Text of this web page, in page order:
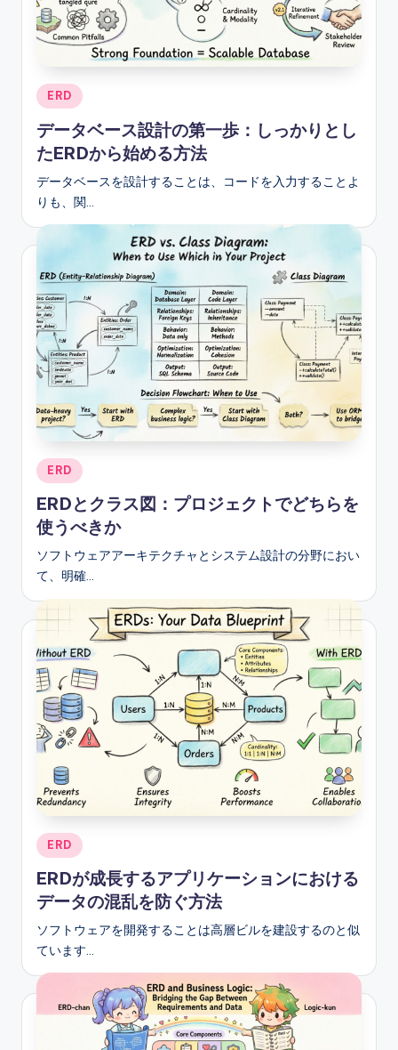
e
e
-
A
I,
S
o
t
w
a
r
e
&
D
g
it
a
l
n
si
g
h
s
Posted
in
ERD
データベース設計の第一歩：しっかりとし
たERDから始める方法
データベースを設計することは、コードを入力することよ
りも、関…
Posted
in
ERD
ERDとクラス図：プロジェクトでどちらを
使うべきか
ソフトウェアアーキテクチャとシステム設計の分野におい
て、明確…
Posted
in
ERD
ERDが成長するアプリケーションにおける
データの混乱を防ぐ方法
ソフトウェアを開発することは高層ビルを建設するのと似
ています…